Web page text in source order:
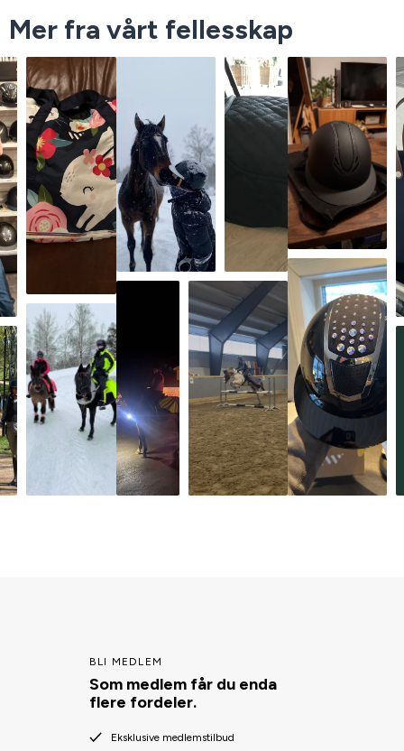
Mer fra vårt fellesskap
BLI MEDLEM
Som medlem får du enda
flere fordeler.
Eksklusive medlemstilbud